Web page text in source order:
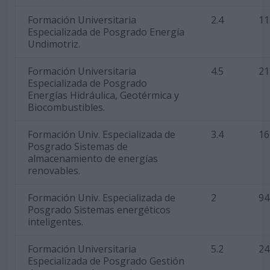
Formación Universitaria
Especializada de Posgrado Energía
Undimotriz.
2.4
Formación Universitaria
Especializada de Posgrado
Energías Hidráulica, Geotérmica y
Biocombustibles.
4.5
Formación Univ. Especializada de
Posgrado Sistemas de
almacenamiento de energías
renovables.
3.4
Formación Univ. Especializada de
Posgrado Sistemas energéticos
inteligentes.
2
Formación Universitaria
Especializada de Posgrado Gestión
5.2